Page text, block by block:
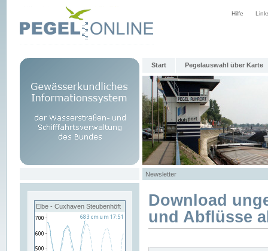
Hilfe
Start Pegelauswahl über Karte
Newsletter
Elbe - Cuxhaven Steubenhöft
Download
und Abflüsse